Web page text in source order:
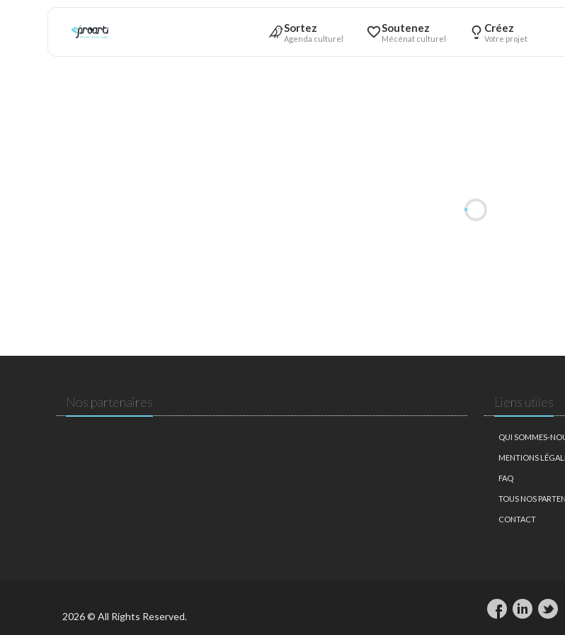
Sortez
Agenda culturel
Soutenez
Mécénat culturel
Créez
Votre projet
Nos partenaires Liens utiles
QUI SOMMES-
MENTIONS
FAQ
TOUS NOS
CONTACT
2026 © All Rights Reserved.